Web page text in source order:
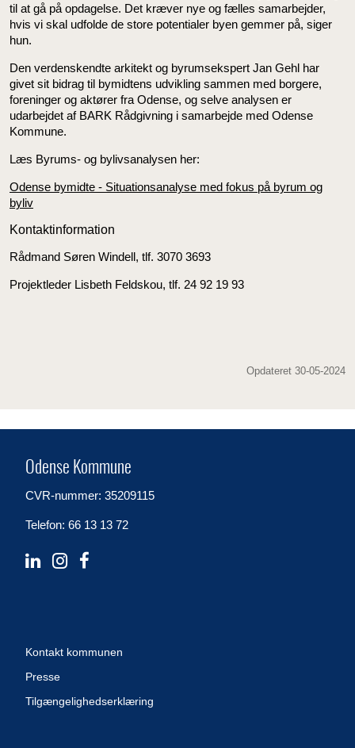
til at gå på opdagelse. Det kræver nye og fælles samarbejder,
hvis vi skal udfolde de store potentialer byen gemmer på, siger
hun.
Den verdenskendte arkitekt og byrumsekspert Jan Gehl har
givet sit bidrag til bymidtens udvikling sammen med borgere,
foreninger og aktører fra Odense, og selve analysen er
udarbejdet af BARK Rådgivning i samarbejde med Odense
Kommune.
Læs Byrums- og bylivsanalysen her:
Odense bymidte - Situationsanalyse med fokus på byrum og
byliv
Kontaktinformation
Rådmand Søren Windell, tlf. 3070 3693
Projektleder Lisbeth Feldskou, tlf. 24 92 19 93
Opdateret 30-05-2024
Odense Kommune
CVR-nummer: 35209115
Telefon: 66 13 13 72
Kontakt kommunen
Presse
Tilgængelighedserklæring